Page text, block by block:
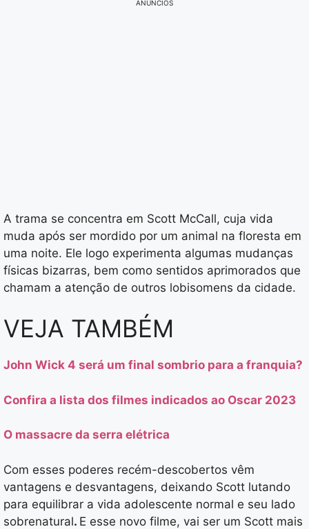
ANÚNCIOS
A trama se concentra em Scott McCall, cuja vida
muda após ser mordido por um animal na floresta em
uma noite. Ele logo experimenta algumas mudanças
físicas bizarras, bem como sentidos aprimorados que
chamam a atenção de outros lobisomens da cidade.
VEJA TAMBÉM
John Wick 4 será um final sombrio para a franquia?
Confira a lista dos filmes indicados ao Oscar 2023
O massacre da serra elétrica
Com esses poderes recém-descobertos vêm
vantagens e desvantagens, deixando Scott lutando
para equilibrar a vida adolescente normal e seu lado
sobrenatural. E esse novo filme, vai ser um Scott mais